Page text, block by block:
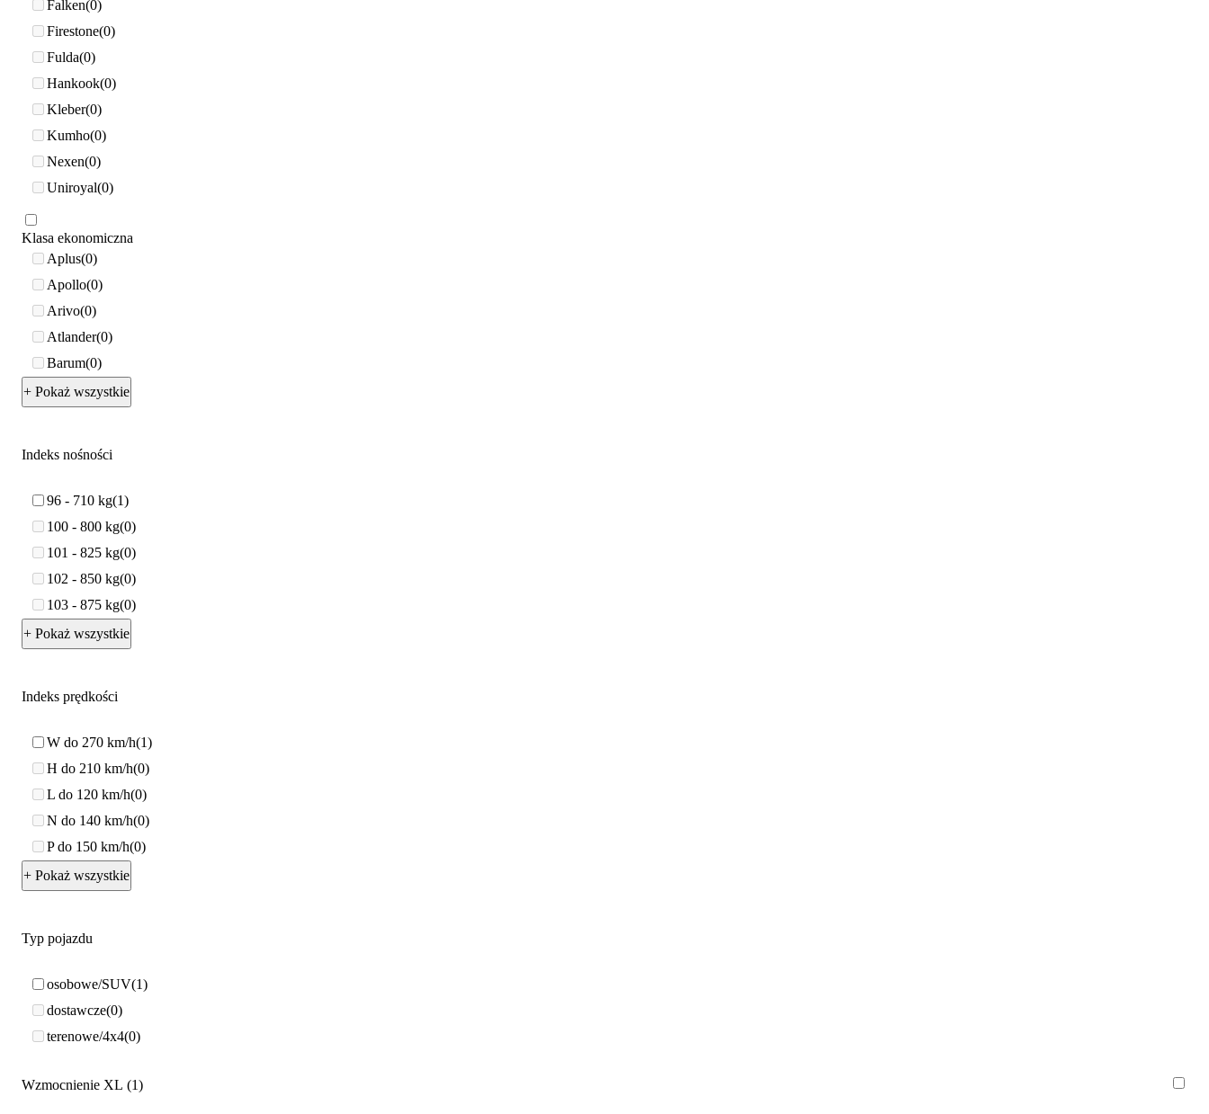
Falken 0
Firestone 0
Fulda 0
Hankook 0
Kleber 0
Kumho 0
Nexen 0
Uniroyal 0
Klasa ekonomiczna
Aplus 0
Apollo 0
Arivo 0
Atlander 0
Barum 0
+ Pokaż wszystkie
Indeks nośności
96 - 710 kg 1
100 - 800 kg 0
101 - 825 kg 0
102 - 850 kg 0
103 - 875 kg 0
+ Pokaż wszystkie
Indeks prędkości
W do 270 km/h 1
H do 210 km/h 0
L do 120 km/h 0
N do 140 km/h 0
P do 150 km/h 0
+ Pokaż wszystkie
Typ pojazdu
osobowe/SUV 1
dostawcze 0
terenowe/4x4 0
Wzmocnienie XL 1